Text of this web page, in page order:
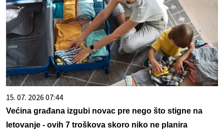
15. 07. 2026 07:44
Većina građana izgubi novac pre nego što stigne na
letovanje - ovih 7 troškova skoro niko ne planira